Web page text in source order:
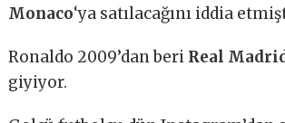
Monaco‘ya satılacağını iddia
Ronaldo 2009’dan beri Real
giyiyor.